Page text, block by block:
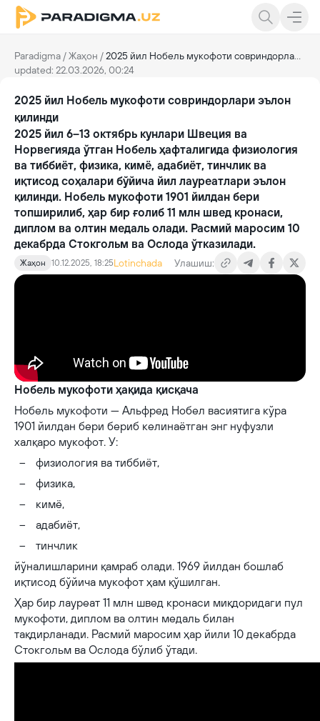
Paradigma /Жаҳон /2025 йил Нобель мукофоти совриндорлари эълон қилинди
updated: 22.03.2026, 00:24
2025 йил Нобель мукофоти совриндорлари эълон
қилинди
2025 йил 6–13 октябрь кунлари Швеция ва
Норвегияда ўтган Нобель ҳафталигида физиология
ва тиббиёт, физика, кимё, адабиёт, тинчлик ва
иқтисод соҳалари бўйича йил лауреатлари эълон
қилинди. Нобель мукофоти 1901 йилдан бери
топширилиб, ҳар бир ғолиб 11 млн швед кронаси,
диплом ва олтин медаль олади. Расмий маросим 10
декабрда Стокгольм ва Ослода ўтказилади.
Жаҳон 10.12.2025, 18:25Lotinchada Улашиш:
Нобель мукофоти ҳақида қисқача
Нобель мукофоти — Альфред Нобел васиятига кўра
1901 йилдан бери бериб келинаётган энг нуфузли
халқаро мукофот. У:
физиология ва тиббиёт,
физика,
кимё,
адабиёт,
тинчлик
йўналишларини қамраб олади. 1969 йилдан бошлаб
иқтисод бўйича мукофот ҳам қўшилган.
Ҳар бир лауреат 11 млн швед кронаси миқдоридаги пул
мукофоти, диплом ва олтин медаль билан
тақдирланади. Расмий маросим ҳар йили 10 декабрда
Стокгольм ва Ослода бўлиб ўтади.